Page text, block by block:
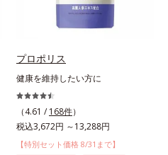
プロポリス
健康を維持したい方に
（4.61 / 168件）
税込3,672円 ～13,288円
【特別セット価格 8/31まで】